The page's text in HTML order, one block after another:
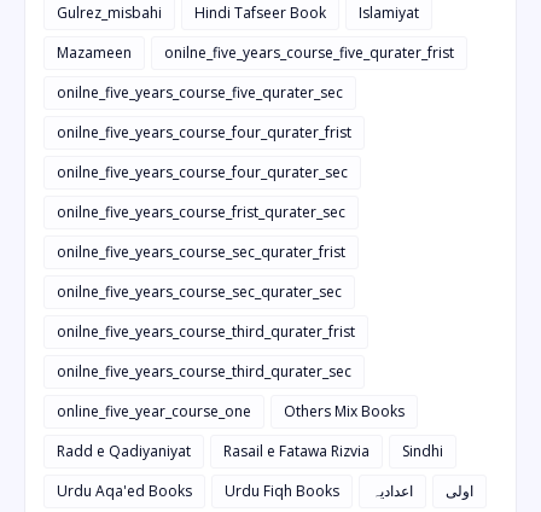
Gulrez_misbahi
Hindi Tafseer Book
Islamiyat
Mazameen
onilne_five_years_course_five_qurater_frist
onilne_five_years_course_five_qurater_sec
onilne_five_years_course_four_qurater_frist
onilne_five_years_course_four_qurater_sec
onilne_five_years_course_frist_qurater_sec
onilne_five_years_course_sec_qurater_frist
onilne_five_years_course_sec_qurater_sec
onilne_five_years_course_third_qurater_frist
onilne_five_years_course_third_qurater_sec
online_five_year_course_one
Others Mix Books
Radd e Qadiyaniyat
Rasail e Fatawa Rizvia
Sindhi
Urdu Aqa'ed Books
Urdu Fiqh Books اعدادیہ
اولی